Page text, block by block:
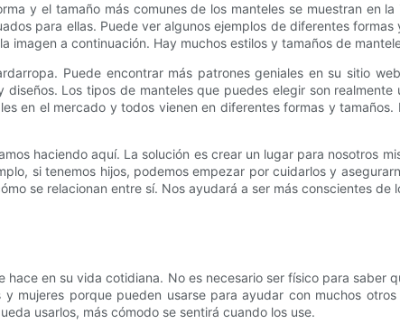
y el tamaño más comunes de los manteles se muestran en
para ellas. Puede ver algunos ejemplos de diferentes
imagen a continuación. Hay muchos estilos y tamaños de
Puede encontrar más patrones geniales en su sitio
Los tipos de manteles que puedes elegir son
en el mercado y todos vienen en diferentes formas y
haciendo aquí. La solución es crear un lugar para nosotros
si tenemos hijos, podemos empezar por cuidarlos y
se relacionan entre sí. Nos ayudará a ser más conscientes de
hace en su vida cotidiana. No es necesario ser físico para
mujeres porque pueden usarse para ayudar con muchos
usarlos, más cómodo se sentirá cuando los use.